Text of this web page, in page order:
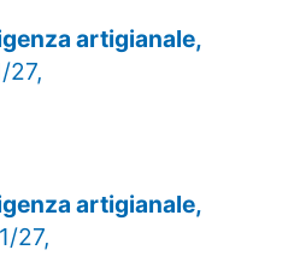
artigianale,
27,
artigianale,
27,